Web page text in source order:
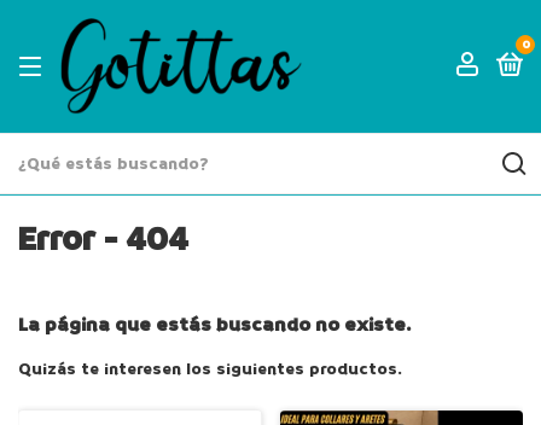
0
Error - 404
La página que estás buscando no existe.
Quizás te interesen los siguientes productos.